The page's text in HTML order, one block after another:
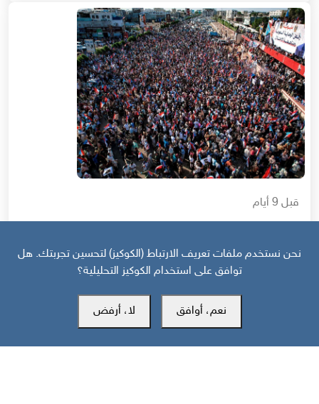
قبل 9 أيام
نحن نستخدم ملفات تعريف الارتباط (الكوكيز) لتحسين تجربتك. هل
توافق على استخدام الكوكيز التحليلية؟
نعم، أوافق لا، أرفض